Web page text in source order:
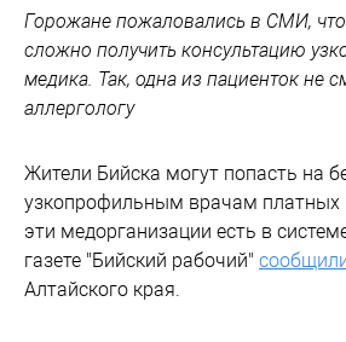
Горожане пожаловались в СМИ, что
сложно получить консультацию
медика. Так, одна из пациенток не
аллергологу
Жители Бийска могут попасть на
узкопрофильным врачам платных
эти медорганизации есть в
газете "Бийский рабочий"
Алтайского края.